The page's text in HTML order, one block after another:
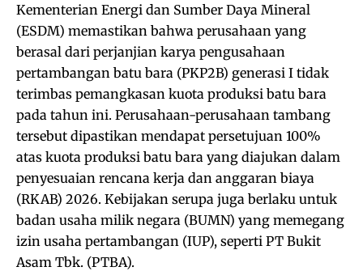
Kementerian Energi dan Sumber Daya Mineral
(ESDM) memastikan bahwa perusahaan yang
berasal dari perjanjian karya pengusahaan
pertambangan batu bara (PKP2B) generasi I tidak
terimbas pemangkasan kuota produksi batu bara
pada tahun ini. Perusahaan-perusahaan tambang
tersebut dipastikan mendapat persetujuan 100%
atas kuota produksi batu bara yang diajukan dalam
penyesuaian rencana kerja dan anggaran biaya
(RKAB) 2026. Kebijakan serupa juga berlaku untuk
badan usaha milik negara (BUMN) yang memegang
izin usaha pertambangan (IUP), seperti PT Bukit
Asam Tbk. (PTBA).